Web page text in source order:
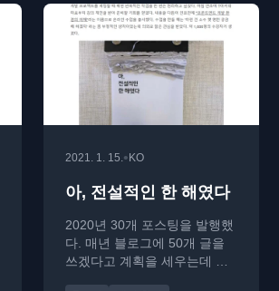
2021. 1. 15.• KO
아, 전설적인 한 해였다
2020년 30개 포스팅을 발행했
다. 매년 블로그에 50개 글을
쓰겠다고 계획을 세우는데 거